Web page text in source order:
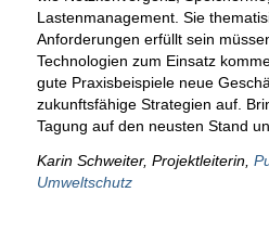
Lastenmanagement. Sie
Anforderungen erfüllt sein
Technologien zum Einsatz
gute Praxisbeispiele neue
zukunftsfähige Strategien auf.
Tagung auf den neusten Stand
Karin Schweiter, Projektleiterin,
Umweltschutz